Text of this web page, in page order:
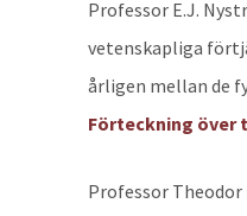
Professor E.J.
vetenskapliga
årligen mellan de
Förteckning över
Professor